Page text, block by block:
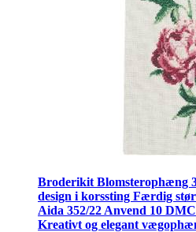
Broderikit Blomsterophæng
design i korssting Færdig
Aida 352/22 Anvend 10
Kreativt og elegant